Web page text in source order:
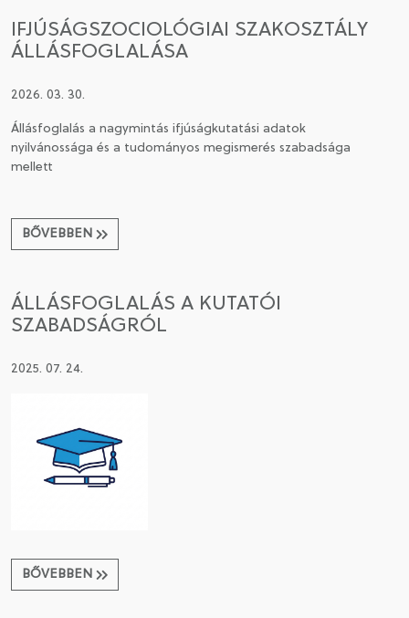
IFJÚSÁGSZOCIOLÓGIAI SZAKOSZTÁLY
ÁLLÁSFOGLALÁSA
2026. 03. 30.
Állásfoglalás a nagymintás ifjúságkutatási adatok
nyilvánossága és a tudományos megismerés szabadsága
mellett
BŐVEBBEN
ÁLLÁSFOGLALÁS A KUTATÓI
SZABADSÁGRÓL
2025. 07. 24.
BŐVEBBEN